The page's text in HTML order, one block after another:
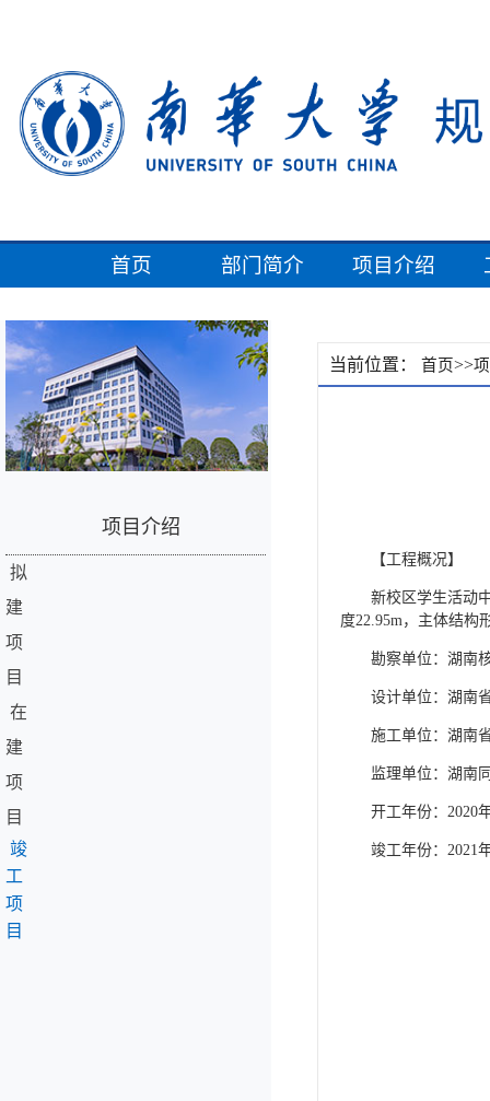
首页 部门简介 项目介绍
项目介绍
拟
建
项
目
在
建
项
目
竣
工
项
目
当前位置： 首页>>
【工程概况】
新校区学生活动
度22.95m，主体结构
勘察单位：湖南
设计单位：湖南
施工单位：湖南
监理单位：湖南
开工年份：2020
竣工年份：2021